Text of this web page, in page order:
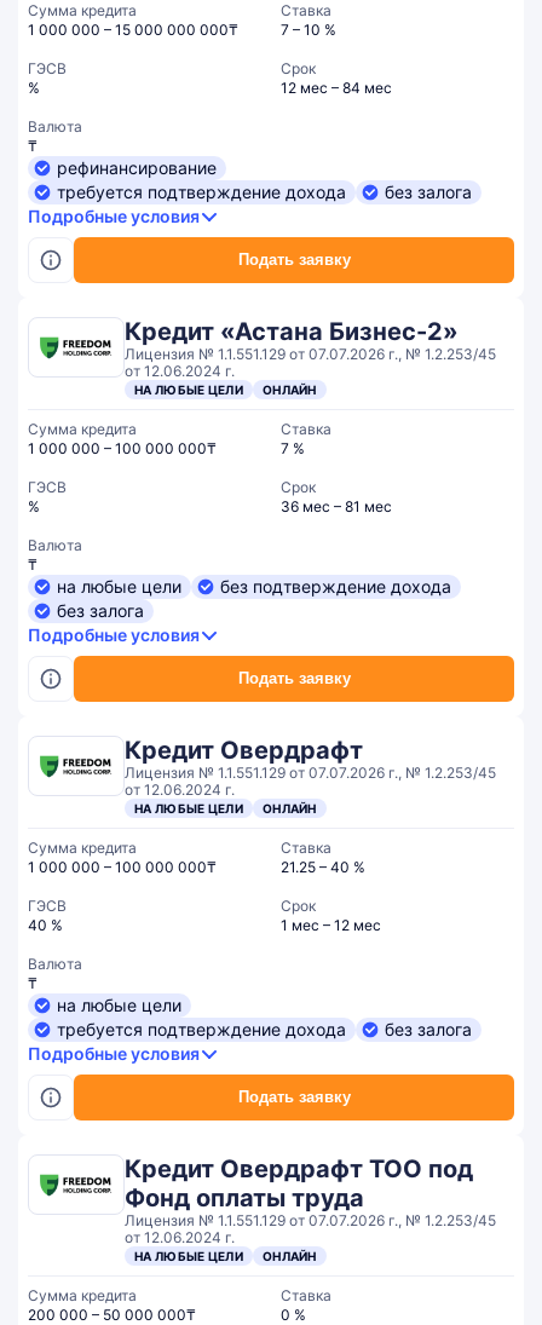
Подать заявку
Сумма кредита
1 000 000 – 15 000 000 000₸
Ставка
7 – 10 %
ГЭСВ
%
Срок
12 мес – 84 мес
Валюта
₸
рефинансирование
требуется подтверждение дохода
без залога
Подробные условия
Кредит «Астана Бизнес-2»
Лицензия № 1.1.551.129 от 07.07.2026 г., № 1.2.253/45
от 12.06.2024 г.
НА ЛЮБЫЕ ЦЕЛИ ОНЛАЙН
Подать заявку
Сумма кредита
1 000 000 – 100 000 000₸
Ставка
7 %
ГЭСВ
%
Срок
36 мес – 81 мес
Валюта
₸
на любые цели
без подтверждение дохода
без залога
Подробные условия
Кредит Овердрафт
Лицензия № 1.1.551.129 от 07.07.2026 г., № 1.2.253/45
от 12.06.2024 г.
НА ЛЮБЫЕ ЦЕЛИ ОНЛАЙН
Подать заявку
Сумма кредита
1 000 000 – 100 000 000₸
Ставка
21.25 – 40 %
ГЭСВ
40 %
Срок
1 мес – 12 мес
Валюта
₸
на любые цели
требуется подтверждение дохода
без залога
Подробные условия
Кредит Овердрафт ТОО под
Фонд оплаты труда
Лицензия № 1.1.551.129 от 07.07.2026 г., № 1.2.253/45
от 12.06.2024 г.
НА ЛЮБЫЕ ЦЕЛИ ОНЛАЙН
Сумма кредита
200 000 – 50 000 000₸
Ставка
0 %